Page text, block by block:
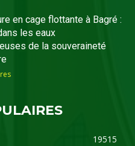
en cage flottante à Bagré :
les eaux
de la souveraineté
19515